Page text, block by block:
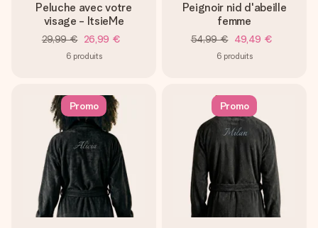
Peluche avec votre
visage - ItsieMe
29,99 € 26,99 €
6 produits
Peignoir nid d'abeille
femme
54,99 € 49,49 €
6 produits
Promo Promo